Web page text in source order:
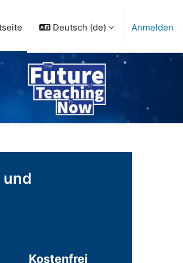
Deutsch ‎(de)‎ Anmelden
Kostenfrei